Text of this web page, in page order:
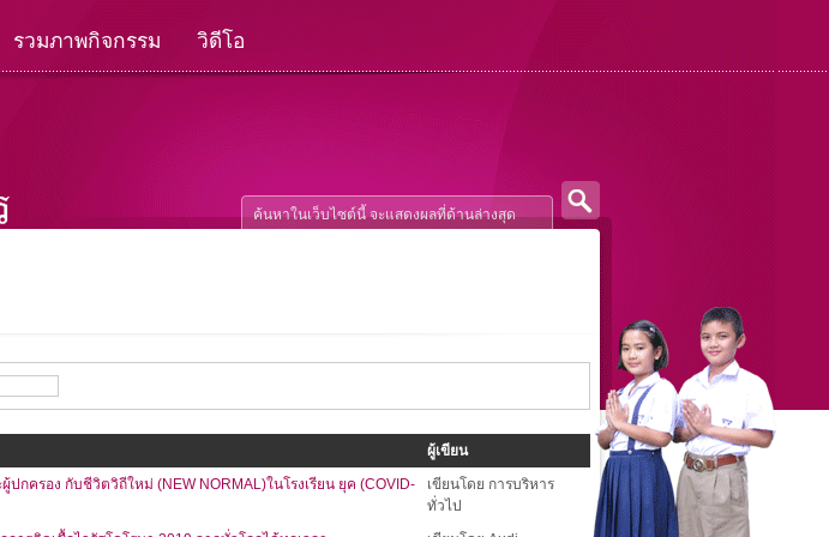
รวมภาพกิจกรรม วิดีโอ
ผู้เขียน
ปกครอง กับชีวิตวิถีใหม่ (NEW NORMAL)ในโรงเรียน ยุค (COVID-
เขียนโดย การบริหาร
ทั่วไป